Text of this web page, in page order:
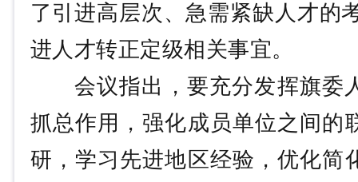
了引进高层次、急需紧缺人才的
进人才转正定级相关事宜。
会议指出，要充分发挥旗委
抓总作用，强化成员单位之间的
研，学习先进地区经验，优化简